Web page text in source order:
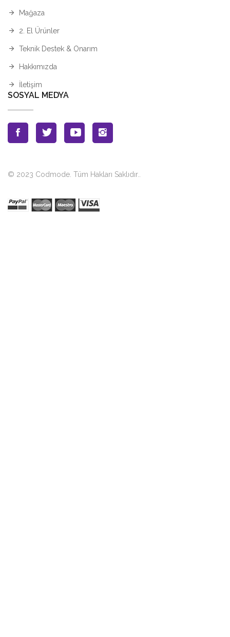
Mağaza
2. El Ürünler
Teknik Destek & Onarım
Hakkımızda
İletişim
SOSYAL MEDYA
© 2023 Codmode. Tüm Hakları Saklıdır..